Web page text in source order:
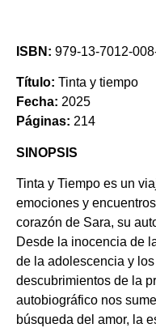
ISBN: 979-13-7012-
Título: Tinta y tiempo
Fecha: 2025
Páginas: 214
SINOPSIS
Tinta y Tiempo es un
emociones y
corazón de Sara, su
Desde la inocencia de
de la adolescencia y
descubrimientos de la
autobiográfico nos
búsqueda del amor, la